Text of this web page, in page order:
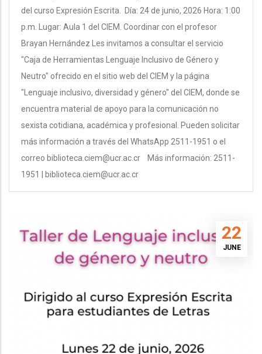
del curso Expresión Escrita. Día: 24 de junio, 2026 Hora: 1:00
p.m. Lugar: Aula 1 del CIEM. Coordinar con el profesor
Brayan Hernández Les invitamos a consultar el servicio
"Caja de Herramientas Lenguaje Inclusivo de Género y
Neutro" ofrecido en el sitio web del CIEM y la página
"Lenguaje inclusivo, diversidad y género" del CIEM, donde se
encuentra material de apoyo para la comunicación no
sexista cotidiana, académica y profesional. Pueden solicitar
más información a través del WhatsApp 2511-1951 o el
correo biblioteca.ciem@ucr.ac.cr Más información: 2511-
1951 | biblioteca.ciem@ucr.ac.cr
22
JUNE